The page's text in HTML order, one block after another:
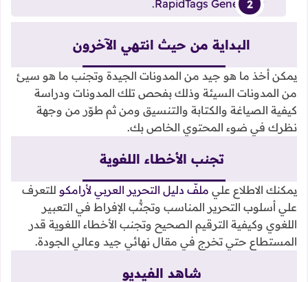
RapidTags Generator
.
البداية من حيث انتهي الآخرون
يمكن أخذ ما هو جيد من المدونات الجيدة وتجنب ما هو سيئ
من المدونات السيئة وذلك بفحص تلك المدونات ودراسة
كيفية الصياغة والكتابة والتنسيق ومن ثم طوّر من وجهة
نظرك في ضوء المحتوي الخاص بك.
تجنب الأخطاء اللغوية
يمكنك الاطلاع علي ملفّ دليل التحرير العربي لأرامكو للتعرف
علي أسلوب التحرير المناسب وتجنُّب الإفراط في التعبير
اللغوي وكيفية الترقيم الصحيح وتجنب الأخطاء اللغوية قدر
المستطاع حتي تخرج في مقال نهائي جيد وعالي الجودة.
شاهد الفيديو